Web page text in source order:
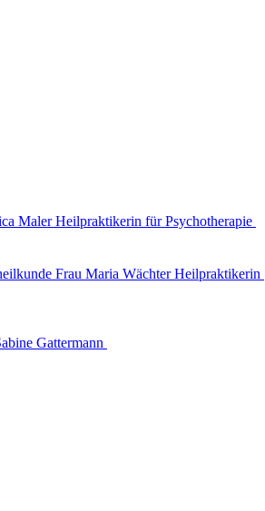
Maler Heilpraktikerin für Psychotherapie
Frau Maria Wächter Heilpraktikerin
Gattermann